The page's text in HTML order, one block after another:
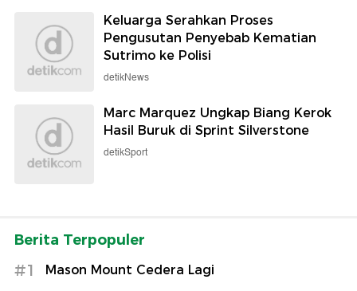
Keluarga Serahkan Proses
Pengusutan Penyebab Kematian
Sutrimo ke Polisi
detikNews
Marc Marquez Ungkap Biang Kerok
Hasil Buruk di Sprint Silverstone
detikSport
Berita Terpopuler
#1 Mason Mount Cedera Lagi